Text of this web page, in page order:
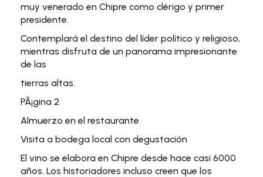
muy venerado en Chipre como clérigo y primer
presidente.
Contemplará el destino del líder político y religioso,
mientras disfruta de un panorama impresionante
de las
tierras altas.
PÃ¡gina 2
Almuerzo en el restaurante
Visita a bodega local con degustación
El vino se elabora en Chipre desde hace casi 6000
años. Los historiadores incluso creen que los